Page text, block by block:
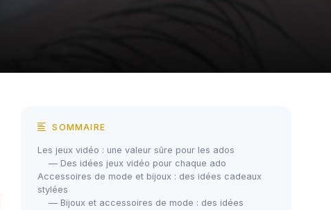
SOMMAIRE
Les jeux vidéo : une valeur sûre pour les ados
— Des idées jeux vidéo pour chaque ado
Accessoires de mode et bijoux : des idées cadeaux
stylées
— Bijoux et accessoires de mode : des idées